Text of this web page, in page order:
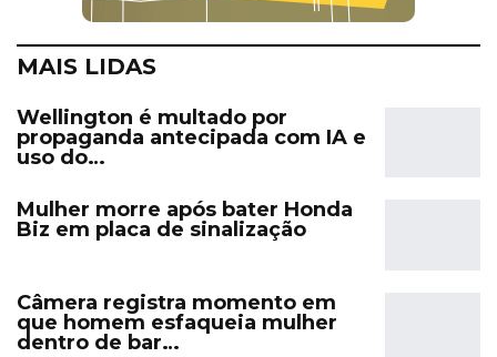
MAIS LIDAS
Wellington é multado por
propaganda antecipada com IA e
uso do…
Mulher morre após bater Honda
Biz em placa de sinalização
Câmera registra momento em
que homem esfaqueia mulher
dentro de bar…